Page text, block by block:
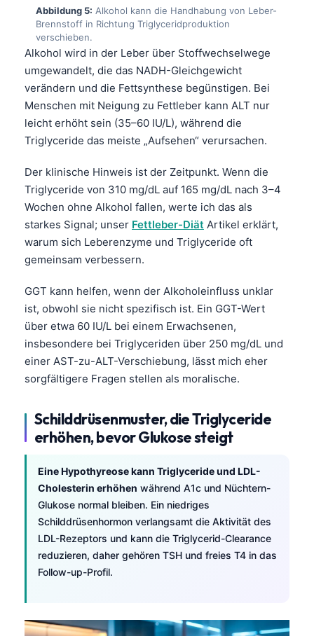
Abbildung 5: Alkohol kann die Handhabung von Leber-
Brennstoff in Richtung Triglyceridproduktion
verschieben.
Alkohol wird in der Leber über Stoffwechselwege
umgewandelt, die das NADH-Gleichgewicht
verändern und die Fettsynthese begünstigen. Bei
Menschen mit Neigung zu Fettleber kann ALT nur
leicht erhöht sein (35–60 IU/L), während die
Triglyceride das meiste „Aufsehen“ verursachen.
Der klinische Hinweis ist der Zeitpunkt. Wenn die
Triglyceride von 310 mg/dL auf 165 mg/dL nach 3–4
Wochen ohne Alkohol fallen, werte ich das als
starkes Signal; unser Fettleber-Diät Artikel erklärt,
warum sich Leberenzyme und Triglyceride oft
gemeinsam verbessern.
GGT kann helfen, wenn der Alkoholeinfluss unklar
ist, obwohl sie nicht spezifisch ist. Ein GGT-Wert
über etwa 60 IU/L bei einem Erwachsenen,
insbesondere bei Triglyceriden über 250 mg/dL und
einer AST-zu-ALT-Verschiebung, lässt mich eher
sorgfältigere Fragen stellen als moralische.
Schilddrüsenmuster, die Triglyceride
erhöhen, bevor Glukose steigt
Eine Hypothyreose kann Triglyceride und LDL-
Cholesterin erhöhen während A1c und Nüchtern-
Glukose normal bleiben. Ein niedriges
Schilddrüsenhormon verlangsamt die Aktivität des
LDL-Rezeptors und kann die Triglycerid-Clearance
reduzieren, daher gehören TSH und freies T4 in das
Follow-up-Profil.
Ślōnskŏ gŏdka